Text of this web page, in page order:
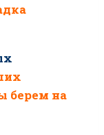
берем на